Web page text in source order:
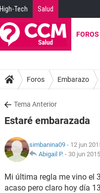
High-Tech Salud
FOROS
Foros Embarazo
Tema Anterior
Estaré embarazada
simbanina09 - 12 jun
Abigail P. - 30 jun
Mi última regla me vino el
acaso pero claro hoy día